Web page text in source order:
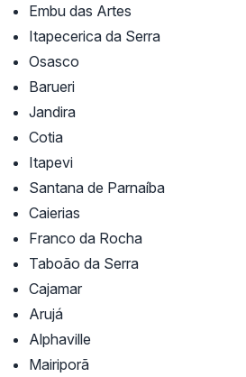
Embu das Artes
Itapecerica da Serra
Osasco
Barueri
Jandira
Cotia
Itapevi
Santana de Parnaíba
Caierias
Franco da Rocha
Taboão da Serra
Cajamar
Arujá
Alphaville
Mairiporã